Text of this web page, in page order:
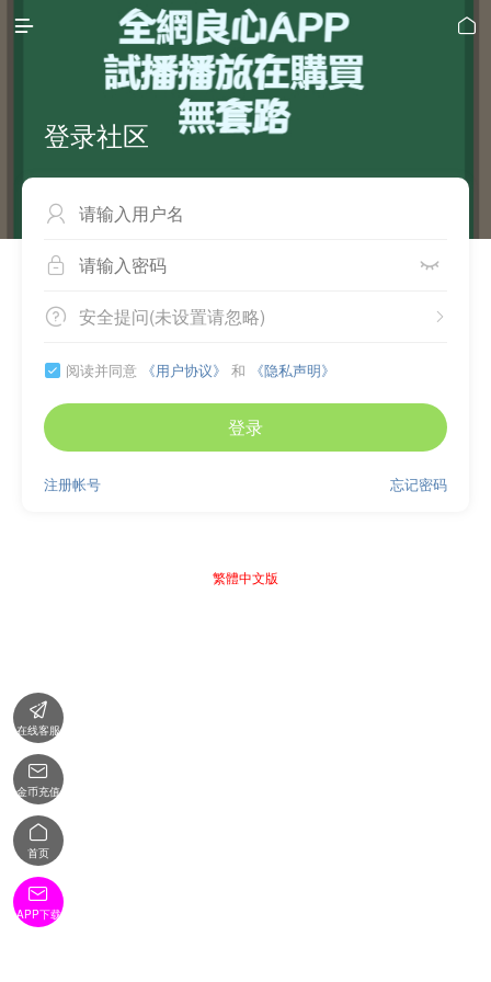
 
登录社区

 
 
安全提问(未设置请忽略)
 阅读并同意 《用户协议》 和 《隐私声明》
登录
忘记密码
注册帐号
繁體中文版

在线客服

金币充值

首页

APP下载